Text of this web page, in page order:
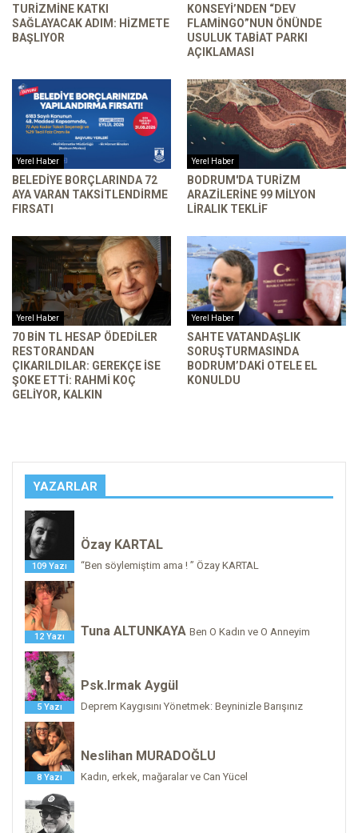
TURIZMINE KATKI
SAĞLAYACAK ADIM: HIZMETE
BAŞLIYOR
KONSEYI’NDEN “DEV
FLAMINGO”NUN ÖNÜNDE
USULUK TABIAT PARKI
AÇIKLAMASI
Yerel Haber
BELEDIYE BORÇLARINDA 72
AYA VARAN TAKSITLENDIRME
FIRSATI
Yerel Haber
BODRUM'DA TURIZM
ARAZILERINE 99 MILYON
LIRALIK TEKLIF
Yerel Haber
70 BIN TL HESAP ÖDEDILER
RESTORANDAN
ÇIKARILDILAR: GEREKÇE ISE
ŞOKE ETTI: RAHMI KOÇ
GELIYOR, KALKIN
Yerel Haber
SAHTE VATANDAŞLIK
SORUŞTURMASINDA
BODRUM’DAKI OTELE EL
KONULDU
YAZARLAR
109 Yazı
Özay KARTAL
“Ben söylemiştim ama ! ” Özay KARTAL
12 Yazı Tuna ALTUNKAYA Ben O Kadın ve O Anneyim
5 Yazı
Psk.Irmak Aygül
Deprem Kaygısını Yönetmek: Beyninizle Barışınız
8 Yazı
Neslihan MURADOĞLU
Kadın, erkek, mağaralar ve Can Yücel